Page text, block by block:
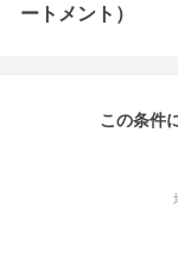
ートメント）
この条件